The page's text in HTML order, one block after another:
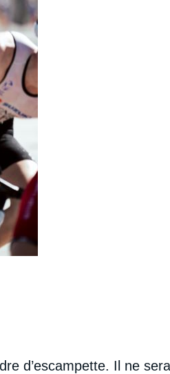
d’escampette. Il ne